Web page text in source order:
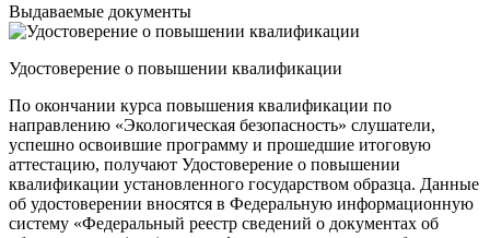
Выдаваемые документы
Удостоверение о повышении квалификации
По окончании курса повышения квалификации по
направлению «Экологическая безопасность» слушатели,
успешно освоившие программу и прошедшие итоговую
аттестацию, получают Удостоверение о повышении
квалификации установленного государством образца. Данные
об удостоверении вносятся в Федеральную информационную
систему «Федеральный реестр сведений о документах об